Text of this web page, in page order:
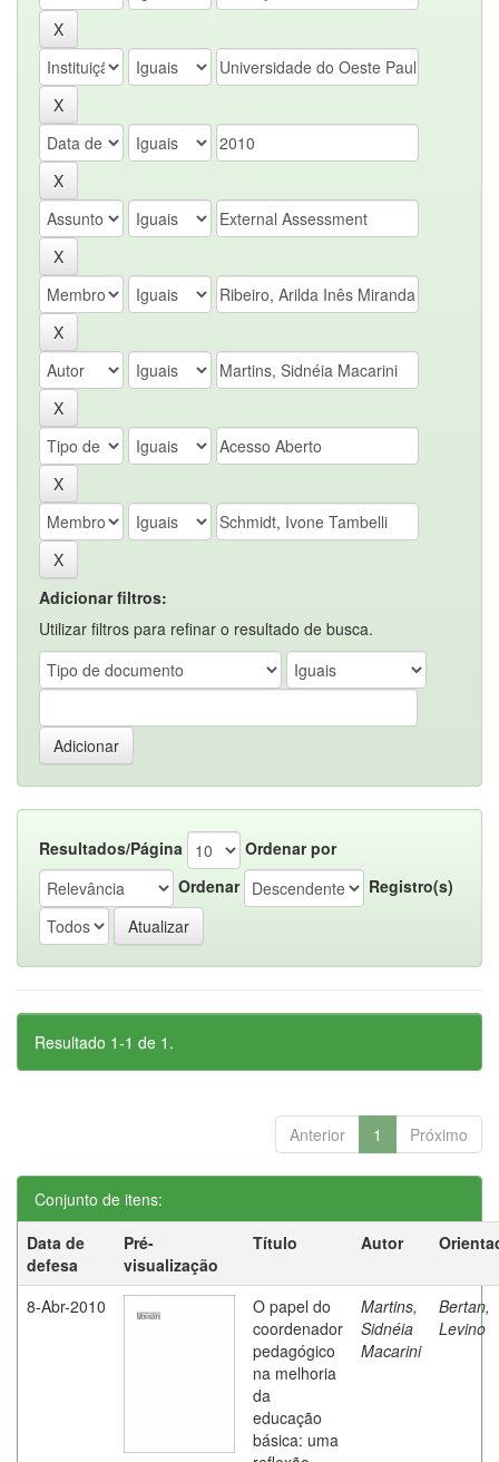
Adicionar filtros:
Utilizar filtros para refinar o resultado de busca.
Resultados/Página
Ordenar por
Ordenar
Registro(s)
Resultado 1-1 de 1.
Anterior 1 Próximo
Conjunto de itens:
Data de
defesa
Pré-
visualização
Título Autor
8-Abr-2010
O papel do
coordenador
pedagógico
na melhoria
da
educação
básica: uma
Martins,
Sidnéia
Macarini
Bertan,
Levino